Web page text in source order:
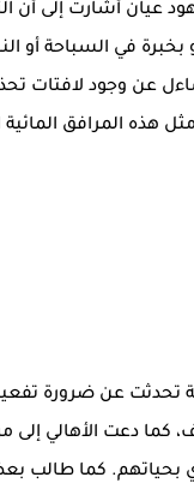
أشارت إلى أن
بخبرة في السباحة أو
عن وجود لافتات
هذه المرافق
تحدثت عن ضرورة
كما دعت الأهالي إلى
بحياتهم. كما طالب